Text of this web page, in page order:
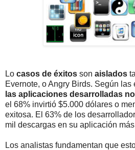
Lo casos de éxitos son aislados
Evernote, o Angry Birds. Según las
las aplicaciones desarrolladas
el 68% invirtió $5.000 dólares o
exitosa. El 63% de los
mil descargas en su aplicación
Los analistas fundamentan que